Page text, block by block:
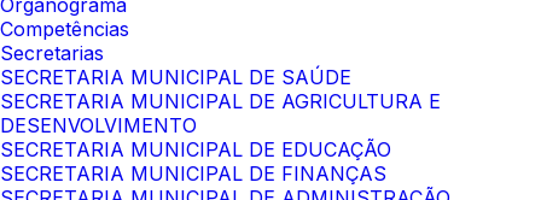
Organograma
Competências
Secretarias
SECRETARIA MUNICIPAL DE SAÚDE
SECRETARIA MUNICIPAL DE AGRICULTURA E
DESENVOLVIMENTO
SECRETARIA MUNICIPAL DE EDUCAÇÃO
SECRETARIA MUNICIPAL DE FINANÇAS